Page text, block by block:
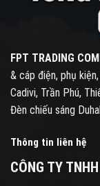
FPT TRADING
& cáp điện, phụ
Cadivi, Trần Phú,
Đèn chiếu sáng
Thông tin liên hệ
CÔNG TY